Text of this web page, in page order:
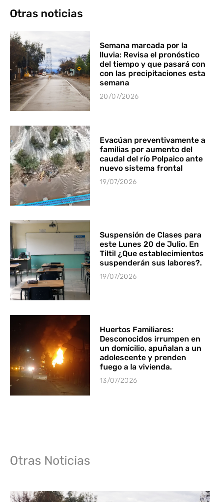
Otras noticias
Semana marcada por la
lluvia: Revisa el pronóstico
del tiempo y que pasará con
con las precipitaciones esta
semana
20/07/2026
Evacúan preventivamente a
familias por aumento del
caudal del río Polpaico ante
nuevo sistema frontal
19/07/2026
Suspensión de Clases para
este Lunes 20 de Julio. En
Tiltil ¿Que establecimientos
suspenderán sus labores?.
19/07/2026
Huertos Familiares:
Desconocidos irrumpen en
un domicilio, apuñalan a un
adolescente y prenden
fuego a la vivienda.
13/07/2026
Otras Noticias